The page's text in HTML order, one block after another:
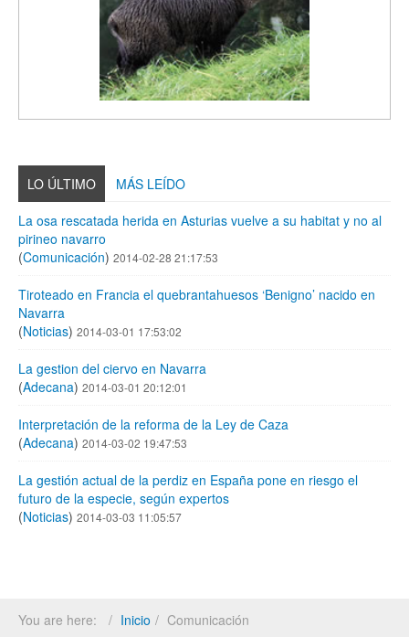
LO ÚLTIMO
MÁS LEÍDO
La osa rescatada herida en Asturias vuelve a su habitat y no al
pirineo navarro
(Comunicación) 2014-02-28 21:17:53
Tiroteado en Francia el quebrantahuesos ‘Benigno’ nacido en
Navarra
(Noticias) 2014-03-01 17:53:02
La gestion del ciervo en Navarra
(Adecana) 2014-03-01 20:12:01
Interpretación de la reforma de la Ley de Caza
(Adecana) 2014-03-02 19:47:53
La gestión actual de la perdiz en España pone en riesgo el
futuro de la especie, según expertos
(Noticias) 2014-03-03 11:05:57
You are here: Inicio Comunicación